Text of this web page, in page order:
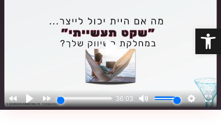
פתח סרגל נגישות
בדיוק כמו מאור פרץ, בעלים של סטודיו ביבנה
שצמח ל-180 מנויים וגדל פי יותר מ-4 בהכנסות תוך 6 חודשים: